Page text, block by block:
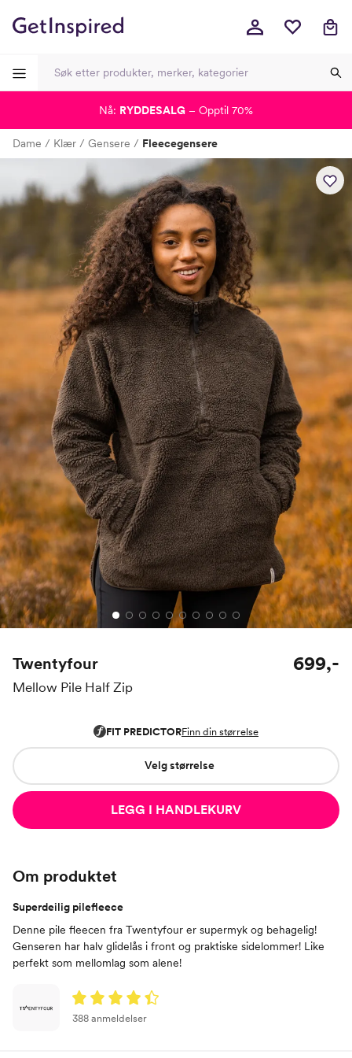
Lagt i kurven, utmerket valg! Til kassen
Dame Klær Gensere Fleecegensere
Twentyfour
Mellow Pile Half Zip
699,-
Velg størrelse
LEGG I HANDLEKURV
Om produktet
Superdeilig pilefleece
Denne pile fleecen fra Twentyfour er supermyk og behagelig!
Genseren har halv glidelås i front og praktiske sidelommer! Like
perfekt som mellomlag som alene!
388 anmeldelser
Nå: RYDDESALG – Opptil 70%
-
-
-
-